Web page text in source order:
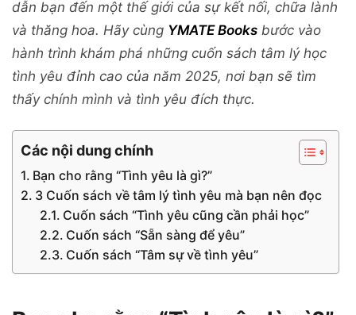
dẫn bạn đến một thế giới của sự kết nối, chữa lành
và thăng hoa. Hãy cùng YMATE Books bước vào
hành trình khám phá những cuốn sách tâm lý học
tình yêu đỉnh cao của năm 2025, nơi bạn sẽ tìm
thấy chính mình và tình yêu đích thực.
Các nội dung chính
Bạn cho rằng “Tình yêu là gì?”
3 Cuốn sách về tâm lý tình yêu mà bạn nên đọc
Cuốn sách “Tình yêu cũng cần phải học”
Cuốn sách “Sẵn sàng để yêu”
Cuốn sách “Tâm sự về tình yêu”